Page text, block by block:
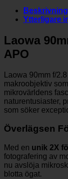
Beskrivning
Ytterligare
Laowa
APO
Laowa 90mm f/
makroobjektiv
mikrovärldens
naturentusiaster,
som söker
Överlägsen
Med en unik 2X
fotografering av
nu avslöja
blotta ögat.